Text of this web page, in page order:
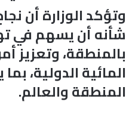
وتؤكد الوزارة أن
شأنه أن يسهم في
بالمنطقة، وتعزيز
المائية الدولية،
المنطقة والعالم.